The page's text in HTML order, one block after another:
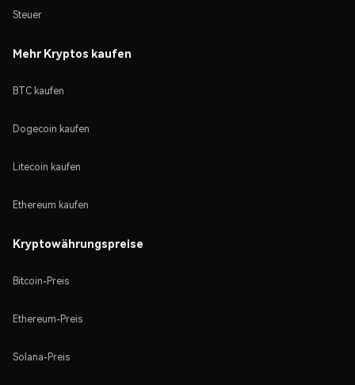
Steuer
Mehr Kryptos kaufen
BTC kaufen
Dogecoin kaufen
Litecoin kaufen
Ethereum kaufen
Kryptowährungspreise
Bitcoin-Preis
Ethereum-Preis
Solana-Preis